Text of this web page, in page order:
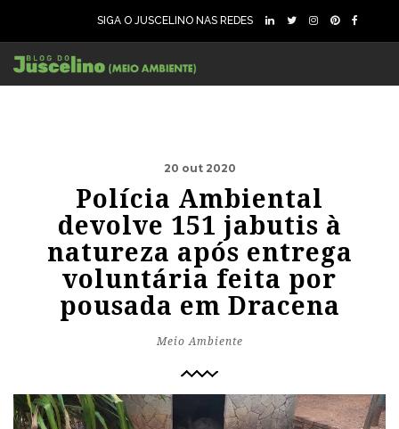
SIGA O JUSCELINO NAS REDES
20 out 2020
Polícia Ambiental
devolve 151 jabutis à
natureza após entrega
voluntária feita por
pousada em Dracena
Meio Ambiente